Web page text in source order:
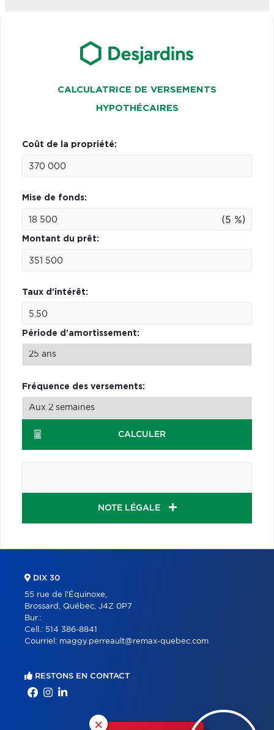
CALCULATRICE DE VERSEMENTS
HYPOTHÉCAIRES
Coût de la propriété:
Mise de fonds:
(5 %)
Montant du prêt:
Taux d'intérêt:
Période d'amortissement:
Fréquence des versements:
CALCULER
NOTE LÉGALE
×
DIX 30
55 rue de l'Équinoxe,
Brossard, Québec, J4Z 0P7
Bur.:
Cell.: 514 386-8841
Courriel: maggy.perreault@remax-quebec.com
RESTONS EN CONTACT